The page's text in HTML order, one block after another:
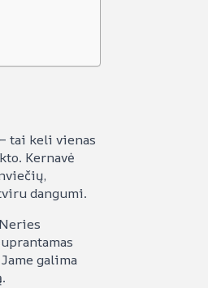
tai keli vienas
Kernavė
dangumi.
galima